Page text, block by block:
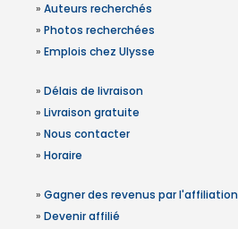
» Auteurs recherchés
» Photos recherchées
» Emplois chez Ulysse
» Délais de livraison
» Livraison gratuite
» Nous contacter
» Horaire
» Gagner des revenus par l'affiliation
» Devenir affilié